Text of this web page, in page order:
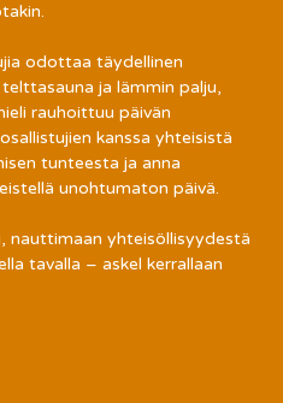
odottaa täydellinen
ja lämmin palju,
rauhoittuu päivän
kanssa yhteisistä
tunteesta ja anna
unohtumaton päivä.
nauttimaan yhteisöllisyydestä
tavalla – askel kerrallaan